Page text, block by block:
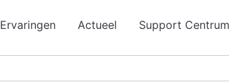
Ervaringen Actueel Support Centrum